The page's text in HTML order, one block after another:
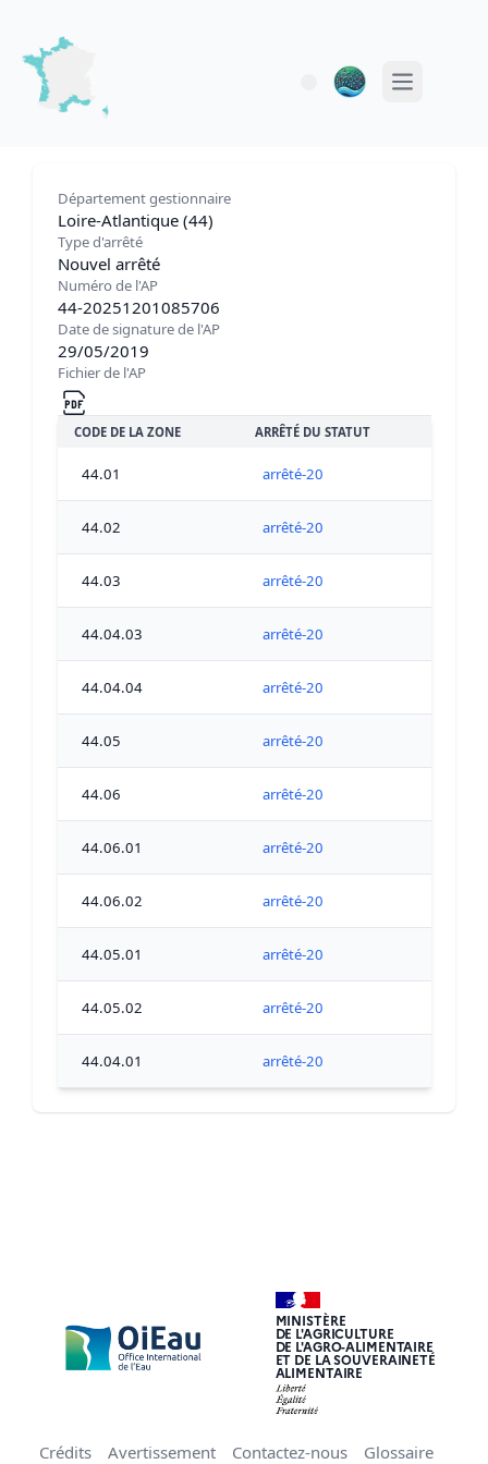
Open main
Département gestionnaire
Loire-Atlantique (44)
Type d'arrêté
Nouvel arrêté
Numéro de l'AP
44-20251201085706
Date de signature de l'AP
29/05/2019
Fichier de l'AP
CODE DE LA ZONE ARRÊTÉ DU STATUT
44.01 arrêté-20
44.02 arrêté-20
44.03 arrêté-20
44.04.03 arrêté-20
44.04.04 arrêté-20
44.05 arrêté-20
44.06 arrêté-20
44.06.01 arrêté-20
44.06.02 arrêté-20
44.05.01 arrêté-20
44.05.02 arrêté-20
44.04.01 arrêté-20
MINISTÈRE
DE L'AGRICULTURE
DE L'AGRO-ALIMENTAIRE
ET DE LA SOUVERAINETÉ
ALIMENTAIRE
Crédits Avertissement Contactez-nous Glossaire